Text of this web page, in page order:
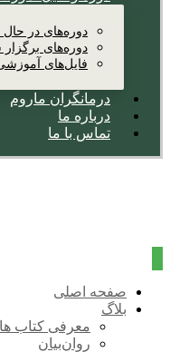
دوره‌های در حال
دوره‌های
فایل‌های
درمانگران ماروم
درباره ما
تماس با ما
صفحه اصلی
بلاگ
معرفی کتاب
روان‌بیان